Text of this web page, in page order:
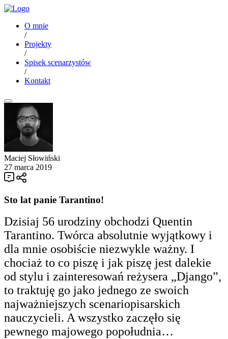
O mnie
/
Projekty
/
Spisek scenarzystów
/
Kontakt
Maciej Słowiński
27 marca 2019
Sto lat panie Tarantino!
Dzisiaj 56 urodziny obchodzi Quentin
Tarantino. Twórca absolutnie wyjątkowy i
dla mnie osobiście niezwykle ważny. I
chociaż to co piszę i jak piszę jest dalekie
od stylu i zainteresowań reżysera „Django”,
to traktuję go jako jednego ze swoich
najważniejszych scenariopisarskich
nauczycieli. A wszystko zaczęło się
pewnego majowego popołudnia…